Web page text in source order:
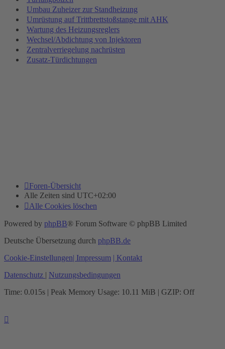
Umbau Zuheizer zur Standheizung
Umrüstung auf Trittbrettstoßstange mit AHK
Wartung des Heizungsreglers
Wechsel/Abdichtung von Injektoren
Zentralverriegelung nachrüsten
Zusatz-Türdichtungen
Foren-Übersicht
Alle Zeiten sind UTC+02:00
Alle Cookies löschen
Powered by phpBB® Forum Software © phpBB Limited
Deutsche Übersetzung durch phpBB.de
Cookie-Einstellungen| Impressum | Kontakt
Datenschutz | Nutzungsbedingungen
Time: 0.015s | Peak Memory Usage: 10.11 MiB | GZIP: Off